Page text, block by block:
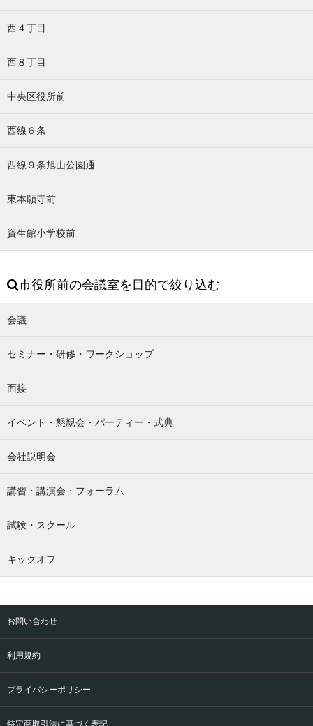
西４丁目
西８丁目
中央区役所前
西線６条
西線９条旭山公園通
東本願寺前
資生館小学校前
市役所前の会議室を目的で絞り込む
会議
セミナー・研修・ワークショップ
面接
イベント・懇親会・パーティー・式典
会社説明会
講習・講演会・フォーラム
試験・スクール
キックオフ
お問い合わせ
利用規約
プライバシーポリシー
特定商取引法に基づく表記